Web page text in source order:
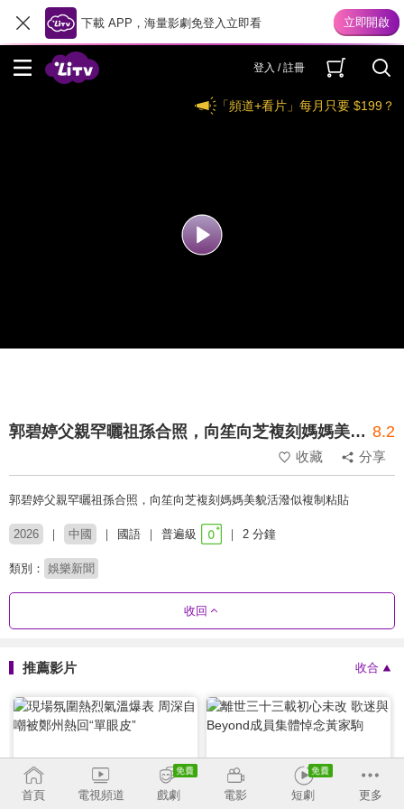
下載 APP，海量影劇免登入立即看
登入 / 註冊
「頻道+看片」每月只要 $199？
郭碧婷父親罕曬祖孫合照，向笙向芝複刻媽媽美貌活潑似複制粘貼 8.2
收藏 分享
郭碧婷父親罕曬祖孫合照，向笙向芝複刻媽媽美貌活潑似複制粘貼
2026 中國 國語 普遍級 2 分鐘
類別： 娛樂新聞
收回
推薦影片 收合
2026-06-30 2026-06-30
首頁 電視頻道 戲劇 電影 短劇 更多